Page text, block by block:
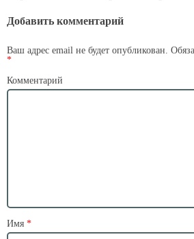
Добавить комментарий
Ваш адрес email не будет опубликован.
*
Комментарий
Имя *